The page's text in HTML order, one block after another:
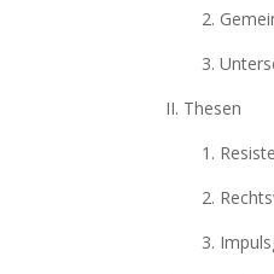
2.
3.
II. Thesen
1.
2.
3.